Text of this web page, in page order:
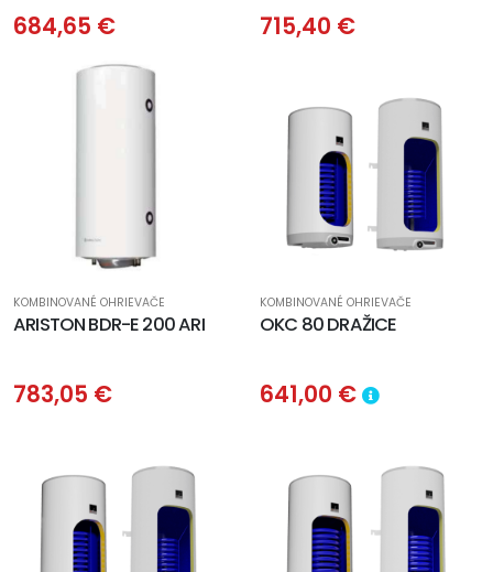
684,65 € 715,40 €
KOMBINOVANÉ OHRIEVAČE
ARISTON BDR-E 200 ARI
783,05 €
KOMBINOVANÉ OHRIEVAČE
OKC 80 DRAŽICE
641,00 €